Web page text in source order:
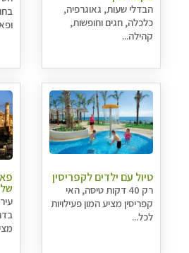
הבדלי שעות, גאוגרפיה,
כלכלה, חגים וחופשות,
קהילה...
טיול עם ילדים לקפריסין
רק 40 דקות טיסה, האי
קפריסין מציע המון פעילויות
לכל...